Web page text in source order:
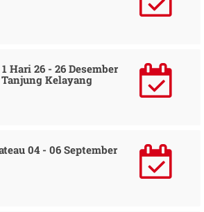
Hari 26 - 26 Desember
Kelayang
04 - 06 September